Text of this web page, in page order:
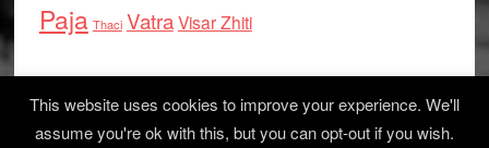
Paja Thaci VatraVisar Zhiti
This website uses cookies to improve your experience. We'll
assume you're ok with this, but you can opt-out if you wish.